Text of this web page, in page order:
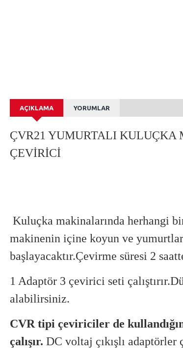
AÇIKLAMA YORUMLAR
ÇVR21 YUMURTALI KULUÇKA
ÇEVİRİCİ
Kuluçka makinalarında herhangi
makinenin içine koyun ve
başlayacaktır.Çevirme süresi 2
1 Adaptör 3 çevirici seti
alabilirsiniz.
CVR tipi çeviriciler de
çalışır. DC voltaj çıkışlı adaptörler